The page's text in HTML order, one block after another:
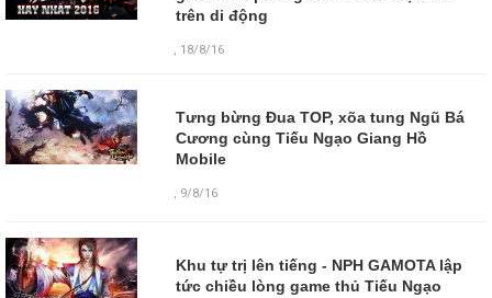
trên di động
, 18/8/16
Tưng bừng Đua TOP, xõa tung Ngũ Bá
Cương cùng Tiếu Ngạo Giang Hồ
Mobile
, 9/8/16
Khu tự trị lên tiếng - NPH GAMOTA lập
tức chiều lòng game thủ Tiếu Ngạo